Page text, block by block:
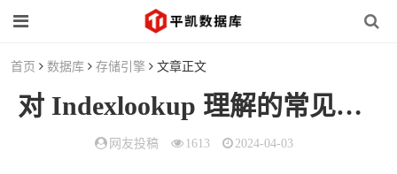
首页 数据库 存储引擎 文章正文
对 Indexlookup 理解的常见误区
网友投稿 1613 2024-04-03